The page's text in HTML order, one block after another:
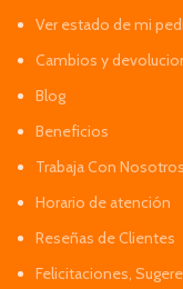
Ver estado de mi
Cambios y
Blog
Beneficios
Trabaja Con Nosotros
Horario de atención
Reseñas de Clientes
Felicitaciones,